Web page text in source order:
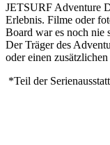
JETSURF Adventure
Erlebnis. Filme oder
Board war es noch nie
Der Träger des
oder einen
*Teil der